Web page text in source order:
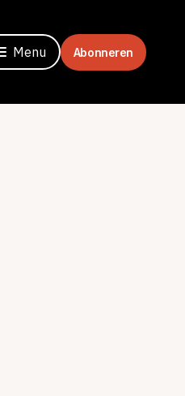
Menu Abonneren